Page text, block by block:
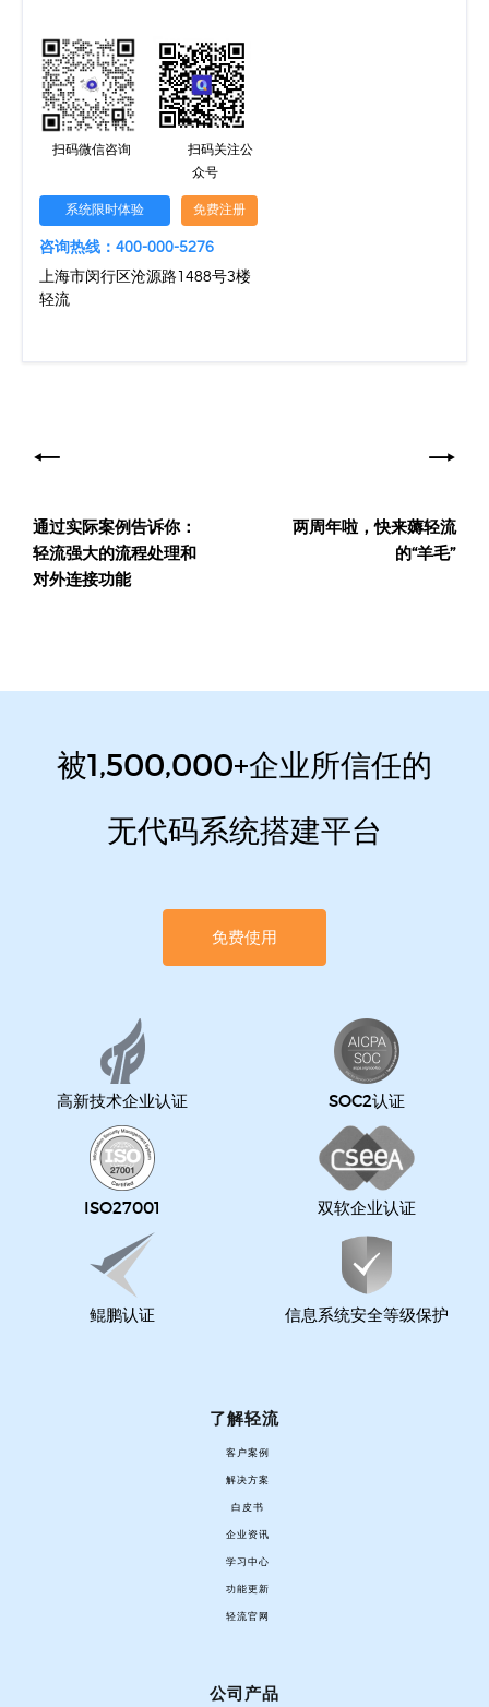
扫码微信咨询
扫码关注公
众号
系统限时体验 免费注册
咨询热线：400-000-5276
上海市闵行区沧源路1488号3楼
轻流
章
导
航通过实际案例告诉你：
轻流强大的流程处理和
对外连接功能
两周年啦，快来薅轻流
的“羊毛”
被1,500,000+企业所信任的
无代码系统搭建平台
免费使用
高新技术企业认证 SOC2认证
ISO27001 双软企业认证
鲲鹏认证 信息系统安全等级保护
了解轻流
客户案例
解决方案
白皮书
企业资讯
学习中心
功能更新
轻流官网
公司产品